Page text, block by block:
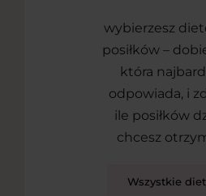
wybierzesz
posiłków –
która
odpowiada, i
ile posiłków
chcesz
Wszystkie